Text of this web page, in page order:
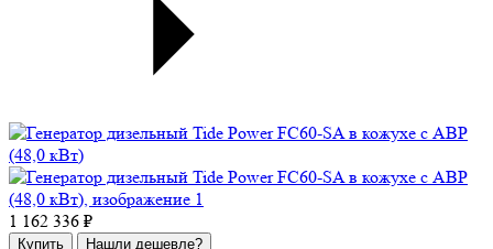
1 162 336 ₽
Купить Нашли дешевле?